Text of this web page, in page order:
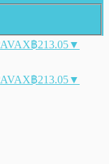
AVAX฿213.05▼
AVAX฿213.05▼